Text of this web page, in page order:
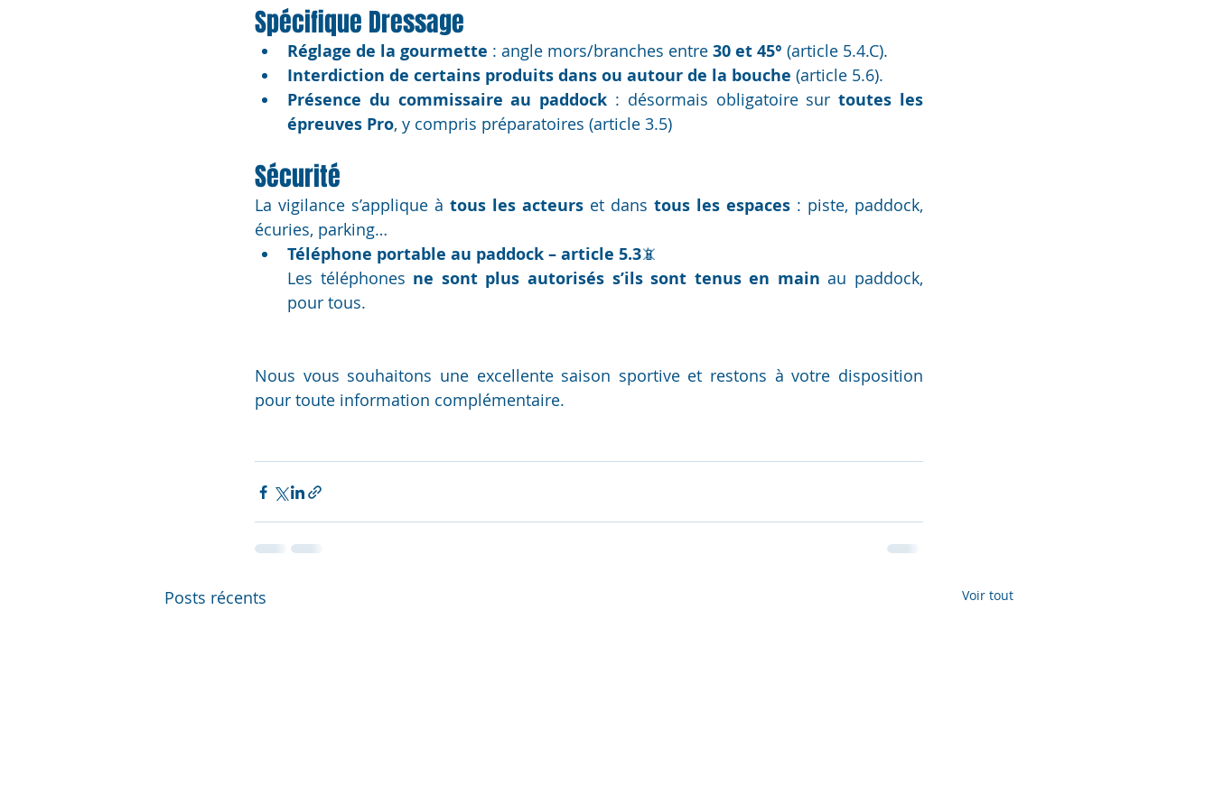
Spécifique Dressage
Réglage de la gourmette : angle mors/branches entre 30 et 45° (article 5.4.C).
Interdiction de certains produits dans ou autour de la bouche (article 5.6).
Présence du commissaire au paddock : désormais obligatoire sur toutes les
épreuves Pro, y compris préparatoires (article 3.5)
Sécurité
La vigilance s’applique à tous les acteurs et dans tous les espaces : piste, paddock,
écuries, parking…
Téléphone portable au paddock – article 5.3📵
Les téléphones ne sont plus autorisés s’ils sont tenus en main au paddock,
pour tous.
Nous vous souhaitons une excellente saison sportive et restons à votre disposition
pour toute information complémentaire.
Posts récents Voir tout